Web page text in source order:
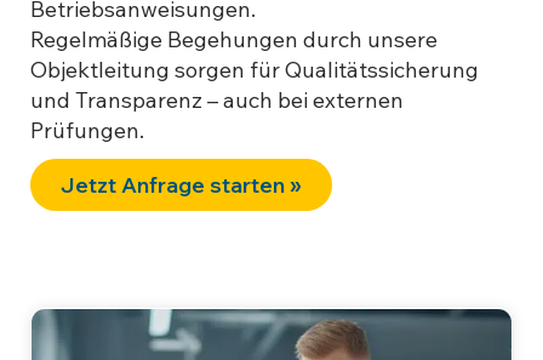
Betriebsanweisungen.
Regelmäßige Begehungen durch unsere
Objektleitung sorgen für Qualitätssicherung
und Transparenz – auch bei externen
Prüfungen.
Jetzt Anfrage starten »